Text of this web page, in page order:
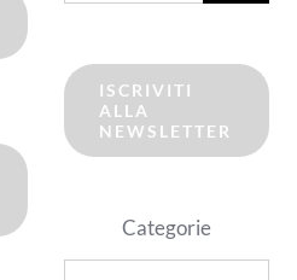
ISCRIVITI
ALLA
NEWSLETTER
Categorie